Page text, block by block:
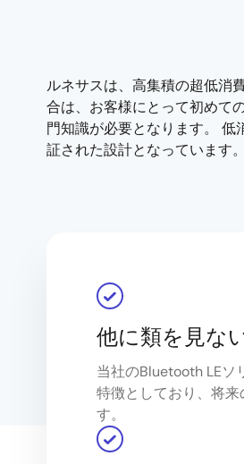
ルネサスは、高集積の超低消
合は、お客様にとって初めて
門知識が必要となります。
証された設計となっています
他に類を見な
当社のBluetooth LEソ
特徴としており、将
す。